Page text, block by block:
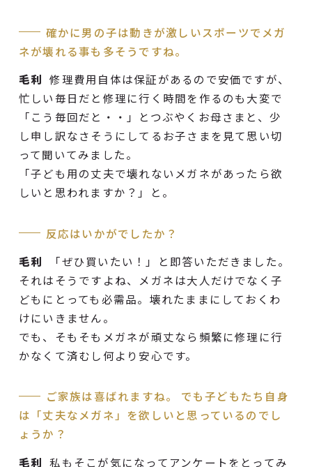
確かに男の子は動きが激しいスポーツでメガ
ネが壊れる事も多そうですね。
毛利 修理費用自体は保証があるので安価ですが、
忙しい毎日だと修理に行く時間を作るのも大変で
「こう毎回だと・・」とつぶやくお母さまと、少
し申し訳なさそうにしてるお子さまを見て思い切
って聞いてみました。
「子ども用の丈夫で壊れないメガネがあったら欲
しいと思われますか？」と。
反応はいかがでしたか？
毛利
「ぜひ買いたい！」と即答いただきました。
それはそうですよね、メガネは大人だけでなく子
どもにとっても必需品。壊れたままにしておくわ
けにいきません。
でも、そもそもメガネが頑丈なら頻繁に修理に行
かなくて済むし何より安心です。
ご家族は喜ばれますね。 でも子どもたち自身
は「丈夫なメガネ」を欲しいと思っているのでし
ょうか？
毛利 私もそこが気になってアンケートをとってみ